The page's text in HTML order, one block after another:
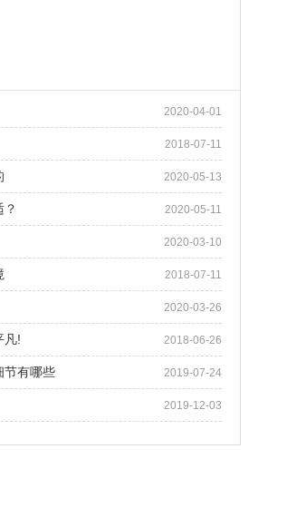
2020-04-01
2018-07-11
2020-05-13
2020-05-11
2020-03-10
2018-07-11
2020-03-26
凡! 2018-06-26
节有哪些 2019-07-24
2019-12-03